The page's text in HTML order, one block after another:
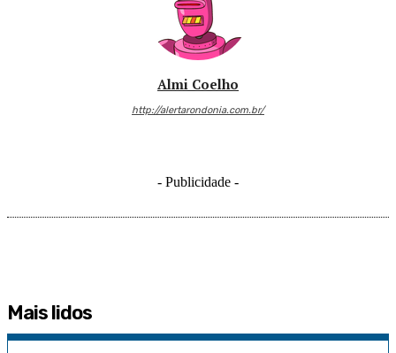
Almi Coelho
http://alertarondonia.com.br/
- Publicidade -
Mais lidos